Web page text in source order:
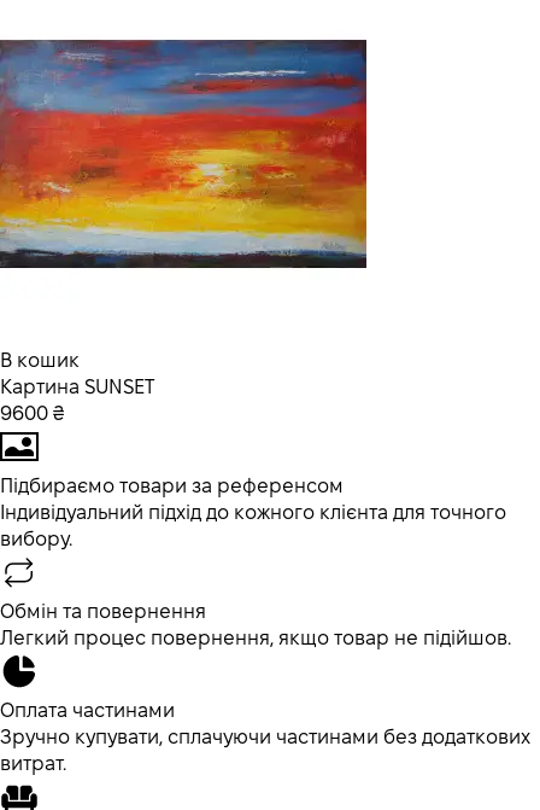
В кошик
Картина SUNSET
9600 ₴
Підбираємо товари за референсом
Індивідуальний підхід до кожного клієнта для точного
вибору.
Обмін та повернення
Легкий процес повернення, якщо товар не підійшов.
Оплата частинами
Зручно купувати, сплачуючи частинами без додаткових
витрат.